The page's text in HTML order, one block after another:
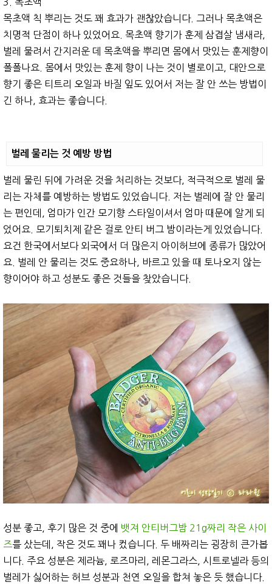
목초액 칙 뿌리는 것도 꽤 효과가 괜찮았습니다. 그러나 목초액은
치명적 단점이 하나 있었어요. 목초액 향기가 훈제 삼겹살 냄새라,
벌레 물려서 간지러운 데 목초액을 뿌리면 몸에서 맛있는 훈제향이
폴폴나요. 몸에서 맛있는 훈제 향이 나는 것이 별로이고, 대안으로
향기 좋은 티트리 오일과 바질 잎도 있어서 저는 잘 안 쓰는 방법이
긴 하나, 효과는 좋습니다.
벌레 물리는 것 예방 방법
벌레 물린 뒤에 가려운 것을 처리하는 것보다, 적극적으로 벌레 물
리는 자체를 예방하는 방법도 있었습니다. 저는 벌레에 잘 안 물리
는 편인데, 엄마가 인간 모기향 스타일이셔서 엄마 때문에 알게 되
었어요. 모기퇴치제 같은 걸로 안티 버그 밤이라는게 있었습니다.
요건 한국에서보다 외국에서 더 많은지 아이허브에 종류가 많았어
요. 벌레 안 물리는 것도 중요하나, 바르고 있을 때 토나오지 않는
향이어야 하고 성분도 좋은 것들을 찾았습니다.
성분 좋고, 후기 많은 것 중에 뱃져 안티버그밤 21g짜리 작은 사이
즈를 샀는데, 작은 것도 꽤나 컸습니다. 두 배짜리는 굉장히 큰가봅
니다. 주요 성분은 제라늄, 로즈마리, 레몬그라스, 시트로넬라 등의
벌레가 싫어하는 허브 성분과 천연 오일을 합쳐 놓은 듯 했습니다.